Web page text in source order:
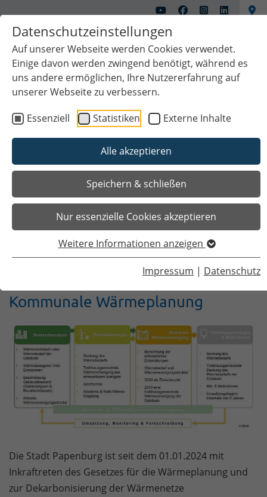
Datenschutzeinstellungen
Auf unserer Webseite werden Cookies verwendet.
Einige davon werden zwingend benötigt, während es
uns andere ermöglichen, Ihre Nutzererfahrung auf
unserer Webseite zu verbessern.
Essenziell
Statistiken Externe Inhalte
Alle akzeptieren
Speichern & schließen
Nur essenzielle Cookies akzeptieren
Weitere Informationen anzeigen
Impressum | Datenschutz
Das Wichtigste auf einen Blick
Startseite Planen & Klima
Klima und Umwelt
Klimaschutz
Kommunale Wärmeplanung
Kommunale Wärmeplanung
Die Stadt Papenburg ist seit dem 01.01.2024 mit
Inkraftreten des Gesetzes für die Wärmeplanung und
zur Dekarbonisierung der Wärmenetze